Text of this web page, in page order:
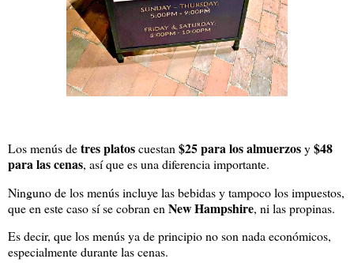
Los menús detres platoscuestan $25 para los almuerzosy$48
para las cenas, así que es una diferencia importante.
Ninguno de los menús incluye las bebidas y tampoco los impuestos,
que en este caso sí se cobran en New Hampshire, ni las propinas.
Es decir, que los menús ya de principio no son nada económicos,
especialmente durante las cenas.